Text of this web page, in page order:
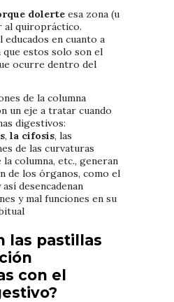
dolerte esa zona (u
al quiropráctico.
educados en cuanto a
que estos solo son el
ocurre dentro del
de la columna
un eje a tratar cuando
digestivos:
, la cifosis, las
de las curvaturas
columna, etc., generan
de los órganos, como el
desencadenan
y mal funciones en su
las pastillas
con el